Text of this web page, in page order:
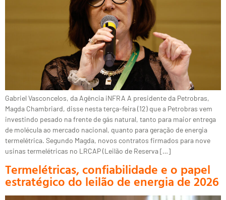
Gabriel Vasconcelos, da Agência iNFRA A presidente da Petrobras,
Magda Chambriard, disse nesta terça-feira (12) que a Petrobras vem
investindo pesado na frente de gás natural, tanto para maior entrega
de molécula ao mercado nacional, quanto para geração de energia
termelétrica. Segundo Magda, novos contratos firmados para nove
usinas termelétricas no LRCAP (Leilão de Reserva […]
Termelétricas, confiabilidade e o papel
estratégico do leilão de energia de 2026